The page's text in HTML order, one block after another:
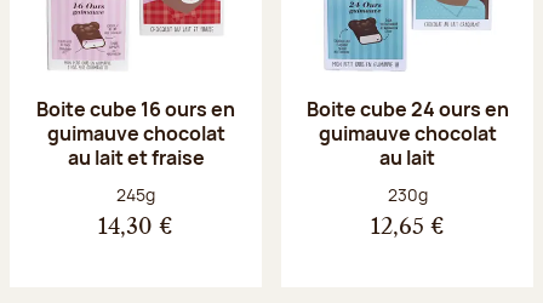
Boite cube 16 ours en
guimauve chocolat
au lait et fraise
Poids net :
245g
14,30 €
Boite cube 24 ours en
guimauve chocolat
au lait
Poids net :
230g
12,65 €